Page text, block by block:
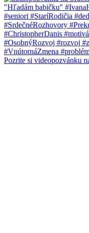
Pozrite si videopozvánku